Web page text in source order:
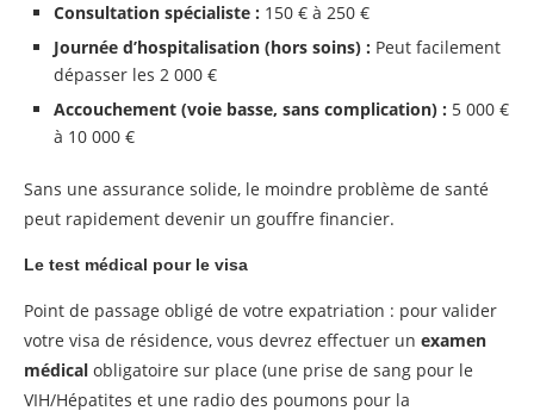
Consultation spécialiste : 150 € à 250 €
Journée d’hospitalisation (hors soins) : Peut facilement
dépasser les 2 000 €
Accouchement (voie basse, sans complication) : 5 000 €
à 10 000 €
Sans une assurance solide, le moindre problème de santé
peut rapidement devenir un gouffre financier.
Le test médical pour le visa
Point de passage obligé de votre expatriation : pour valider
votre visa de résidence, vous devrez effectuer un examen
médical obligatoire sur place (une prise de sang pour le
VIH/Hépatites et une radio des poumons pour la